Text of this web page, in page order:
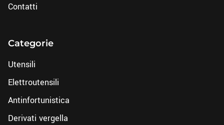
Contatti
Categorie
Utensili
Elettroutensili
Antinfortunistica
Derivati vergella